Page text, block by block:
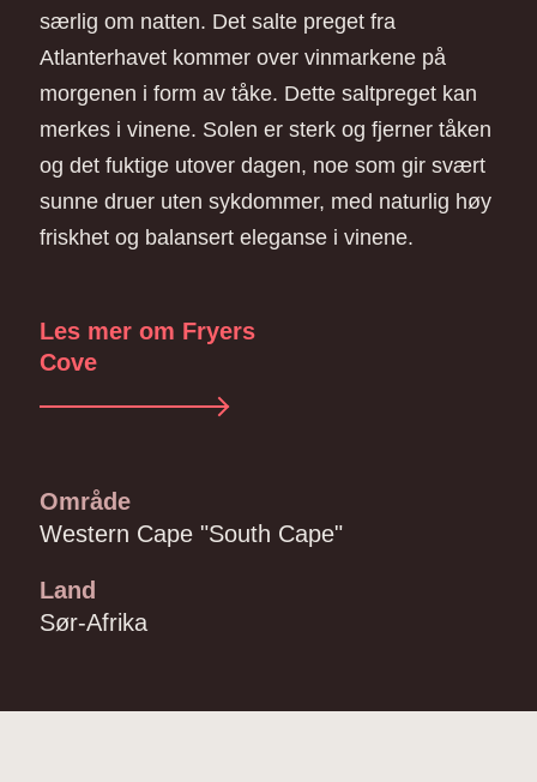
særlig om natten. Det salte preget fra
Atlanterhavet kommer over vinmarkene på
morgenen i form av tåke. Dette saltpreget kan
merkes i vinene. Solen er sterk og fjerner tåken
og det fuktige utover dagen, noe som gir svært
sunne druer uten sykdommer, med naturlig høy
friskhet og balansert eleganse i vinene.
Les mer om Fryers
Cove
Område
Western Cape "South Cape"
Land
Sør-Afrika